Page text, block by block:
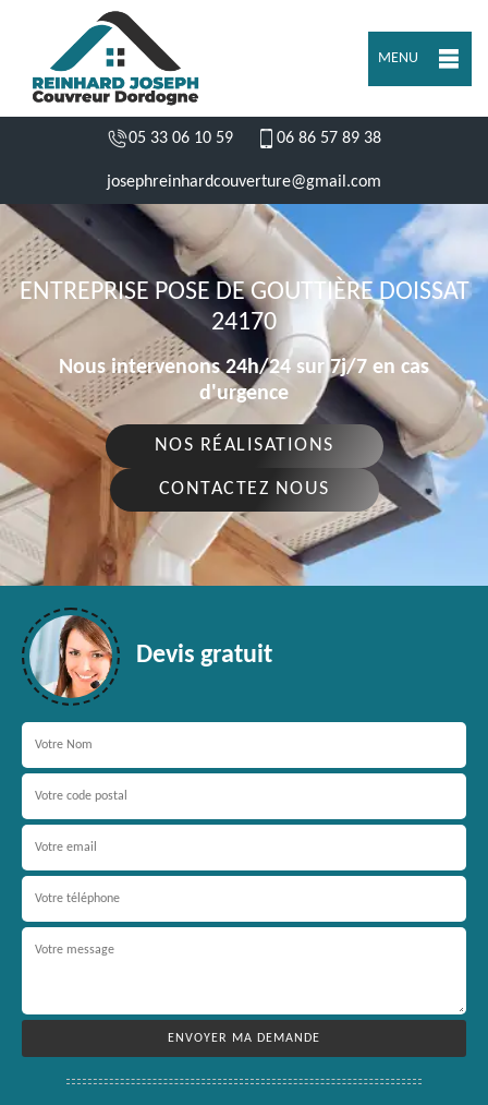
MENU
05 33 06 10 59 06 86 57 89 38
josephreinhardcouverture@gmail.com
ENTREPRISE POSE DE GOUTTIÈRE DOISSAT
24170
Nous intervenons 24h/24 sur 7j/7 en cas
d'urgence
NOS RÉALISATIONS
CONTACTEZ NOUS
Devis gratuit